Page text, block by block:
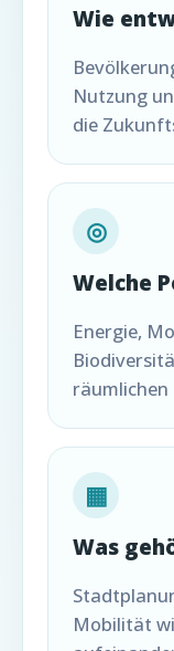
Wie
Nutzung
die
◎
Welche
Energie,
▦
Was
Mobilität